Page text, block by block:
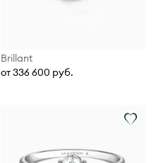
Brillant
от 336 600 руб.